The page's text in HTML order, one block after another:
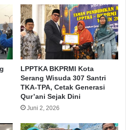
Re-Opening Klinik PKU
diadakan Bakti Sosial
Gratis Dhuafa dan
Sampah Digital
LPPTKA BKPRMI Kota
Serang Wisuda 307 Santri
TKA-TPA, Cetak Generasi
Qur’ani Sejak Dini
Juni 2, 2026